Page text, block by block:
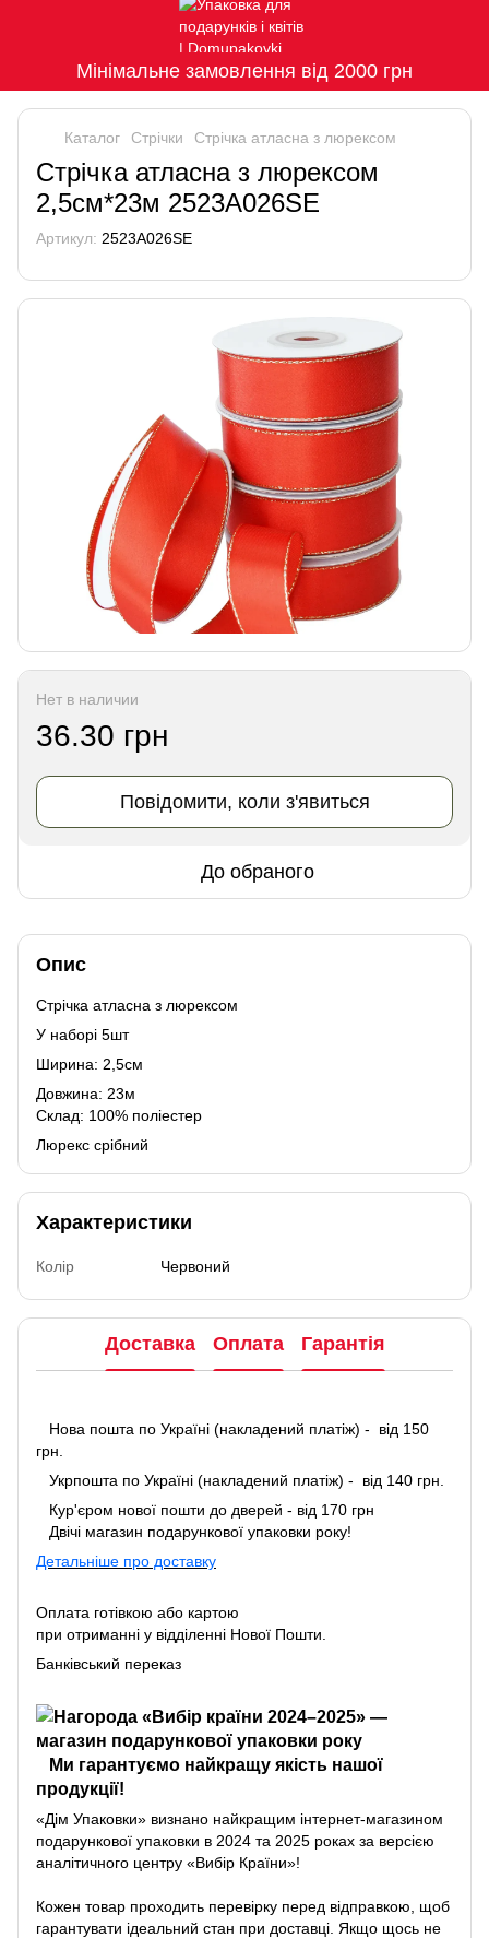
Мінімальне замовлення від 2000 грн
Каталог Стрічки Стрічка атласна з люрексом
Стрічка атласна з люрексом
2,5см*23м 2523A026SE
Артикул: 2523A026SE
Нет в наличии
36.30 грн
Повідомити, коли з'явиться
До обраного
Опис
Стрічка атласна з люрексом
У наборі 5шт
Ширина: 2,5см
Довжина: 23м
Склад: 100% поліестер
Люрекс срібний
Характеристики
Колір Червоний
Доставка Оплата Гарантія
Нова пошта по Україні (накладений платіж) - від 150
грн.
Укрпошта по Україні (накладений платіж) - від 140 грн.
Кур'єром нової пошти до дверей - від 170 грн
Двічі магазин подарункової упаковки року!
Детальніше про доставку
Оплата готівкою або картою
при отриманні у відділенні Нової Пошти.
Банківський переказ
Ми гарантуємо найкращу якість нашої
продукції!
«Дім Упаковки» визнано найкращим інтернет-магазином
подарункової упаковки в 2024 та 2025 роках за версією
аналітичного центру «Вибір Країни»!
Кожен товар проходить перевірку перед відправкою, щоб
гарантувати ідеальний стан при доставці. Якщо щось не